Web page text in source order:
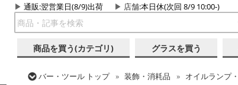
通販:翌営業日(8/9)出荷 店舗:本日休(次回 8/9 10:00-)
商品を買う(カテゴリ) グラスを買う
バー・ツール トップ 装飾・消耗品 オイルランプ